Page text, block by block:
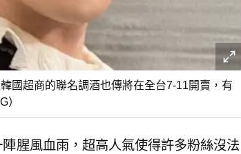
國超商的聯名調酒也傳將在全台7-11開賣，有
）
腥風血雨，超高人氣使得許多粉絲沒法